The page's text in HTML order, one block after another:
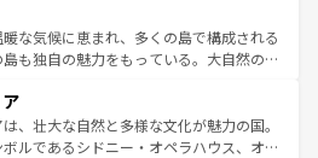
観光を楽しむこともできる。 なお、新
はコンテンツ一覧 を参照してほしい。
は、観光、ショッピング、エンターテイ
た刺激的なスポットだ。一方、アメリカ
広がり、グランドキャニオンやイエロー
ンズでは、音楽と美食が融合した独特の
者はアメリカの各地域で異なる魅力を楽
多様性と豊かな歴史を感じることができ
な気候に恵まれ、多くの島で構成される
も独自の魅力をもっている。大自然の神
い。また、定番の観光地といえばオアフ
然を求めるならマウイ島やカウアイ島が
ルドグリーンに輝く海をはじめ、豊かな
、壮大な自然と多様な文化が魅力の国。
ルであるシドニー・オペラハウス、オー